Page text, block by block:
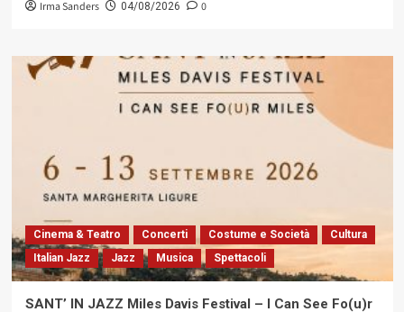
Irma Sanders 04/08/2026 0
Cinema & Teatro Concerti Costume e Società
Cultura
Italian Jazz
Jazz Musica Spettacoli
SANT’ IN JAZZ Miles Davis Festival – I Can See Fo(u)r